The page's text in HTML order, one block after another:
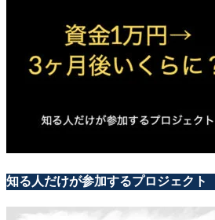
知る人だけが参加するプロジェクト